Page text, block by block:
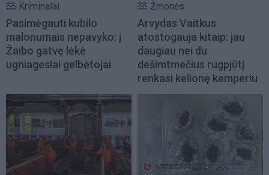
Kriminalai
Pasimėgauti kubilo
malonumais nepavyko: į
Žaibo gatvę lėkė
ugniagesiai gelbėtojai
Žmonės
Arvydas Vaitkus
atostogauja kitaip: jau
daugiau nei du
dešimtmečius rugpjūtį
renkasi kelionę kemperiu